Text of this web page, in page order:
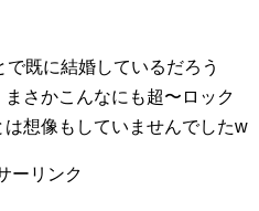
既に結婚しているだろう
さかこんなにも超〜ロック
想像もしていませんでしたw
ーリンク